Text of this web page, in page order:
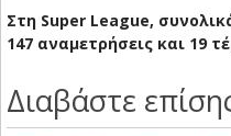
Στη Super League,
147 αναμετρήσεις και 19
Διαβάστε